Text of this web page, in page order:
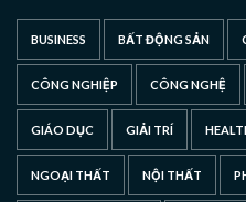
BUSINESS BẤT ĐỘNG SẢN
CÔNG NGHIỆP CÔNG NGHỆ
GIÁO DỤC GIẢI TRÍ
NGOẠI THẤT NỘI THẤT